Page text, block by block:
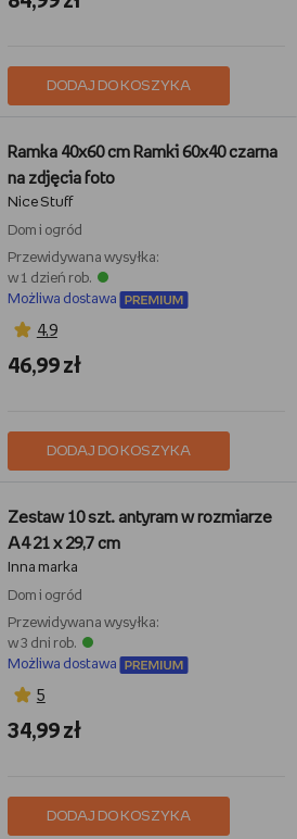
DODAJ DO KOSZYKA
Ramka 40x60 cm Ramki 60x40 czarna
na zdjęcia foto
Nice Stuff
Dom i ogród
Przewidywana wysyłka:
w 1 dzień rob.
Możliwa dostawa
4,9
46,99 zł
DODAJ DO KOSZYKA
Zestaw 10 szt. antyram w rozmiarze
A4 21 x 29,7 cm
Inna marka
Dom i ogród
Przewidywana wysyłka:
w 3 dni rob.
Możliwa dostawa
5
34,99 zł
DODAJ DO KOSZYKA